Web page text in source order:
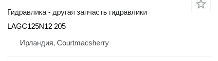
Гидравлика - другая запчасть гидравлики
LAGC125N12 205
Ирландия, Courtmacsherry